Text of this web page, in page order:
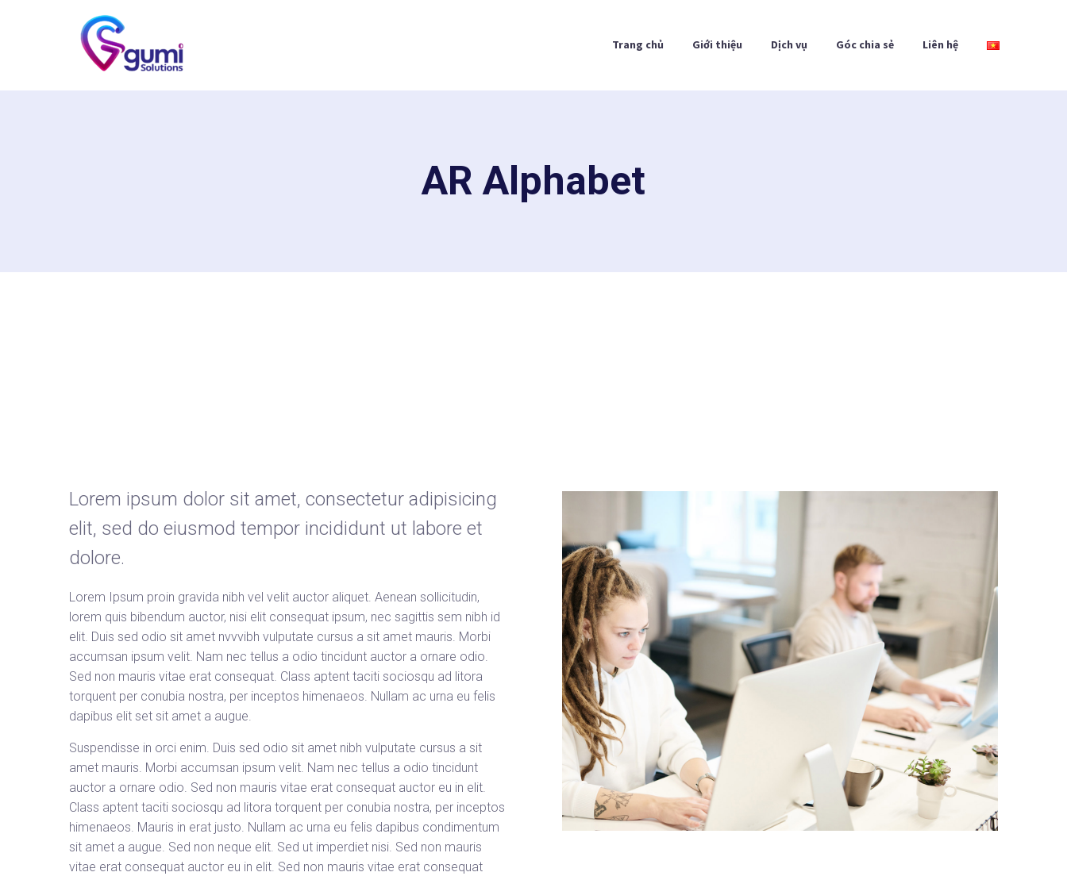
Trang chủ Giới thiệu Dịch vụ Góc chia sẻ Liên hệ
AR Alphabet
Lorem ipsum dolor sit amet, consectetur adipisicing
elit, sed do eiusmod tempor incididunt ut labore et
dolore.
Lorem Ipsum proin gravida nibh vel velit auctor aliquet. Aenean sollicitudin,
lorem quis bibendum auctor, nisi elit consequat ipsum, nec sagittis sem nibh id
elit. Duis sed odio sit amet nvvvibh vulputate cursus a sit amet mauris. Morbi
accumsan ipsum velit. Nam nec tellus a odio tincidunt auctor a ornare odio.
Sed non mauris vitae erat consequat. Class aptent taciti sociosqu ad litora
torquent per conubia nostra, per inceptos himenaeos. Nullam ac urna eu felis
dapibus elit set sit amet a augue.
Suspendisse in orci enim. Duis sed odio sit amet nibh vulputate cursus a sit
amet mauris. Morbi accumsan ipsum velit. Nam nec tellus a odio tincidunt
auctor a ornare odio. Sed non mauris vitae erat consequat auctor eu in elit.
Class aptent taciti sociosqu ad litora torquent per conubia nostra, per inceptos
himenaeos. Mauris in erat justo. Nullam ac urna eu felis dapibus condimentum
sit amet a augue. Sed non neque elit. Sed ut imperdiet nisi. Sed non mauris
vitae erat consequat auctor eu in elit. Sed non mauris vitae erat consequat